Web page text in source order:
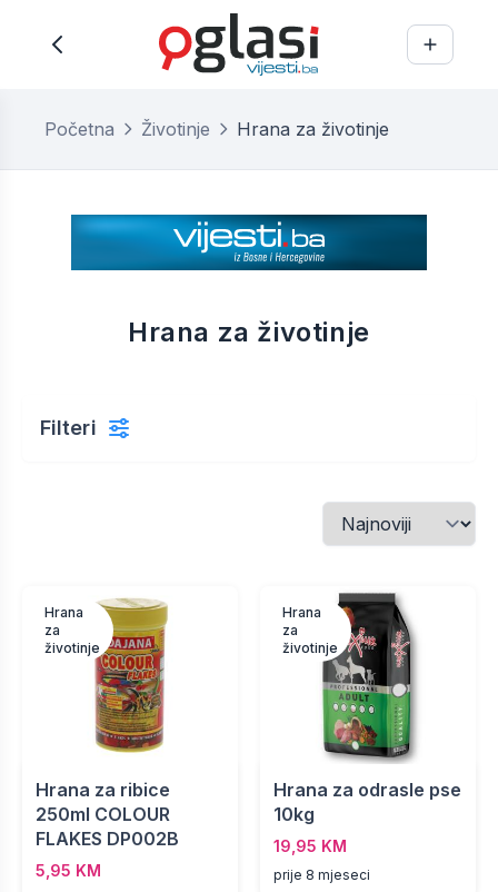
Početna Životinje Hrana za životinje
Hrana za životinje
Filteri
Hrana
za
životinje
Hrana za ribice
250ml COLOUR
FLAKES DP002B
5,95 KM
Hrana
za
životinje
Hrana za odrasle pse
10kg
19,95 KM
prije 8 mjeseci